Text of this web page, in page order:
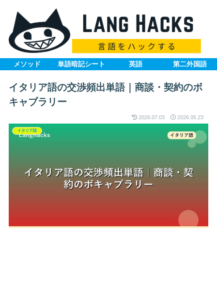
メソッド 単語暗記シート 英語 第二外国語
イタリア語の交渉頻出単語｜商談・契約のボ
キャブラリー
2026.07.03 2026.05.23
イタリア語